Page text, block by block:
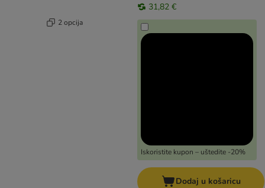
2 opcija
31,82 €
Iskoristite kupon – uštedite -20%
Dodaj u košaricu